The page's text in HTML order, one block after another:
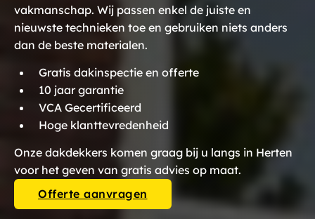
vakmanschap. Wij passen enkel de juiste en
nieuwste technieken toe en gebruiken niets anders
dan de beste materialen.
Gratis dakinspectie en offerte
10 jaar garantie
VCA Gecertificeerd
Hoge klanttevredenheid
Onze dakdekkers komen graag bij u langs in Herten
voor het geven van gratis advies op maat.
Offerte aanvragen